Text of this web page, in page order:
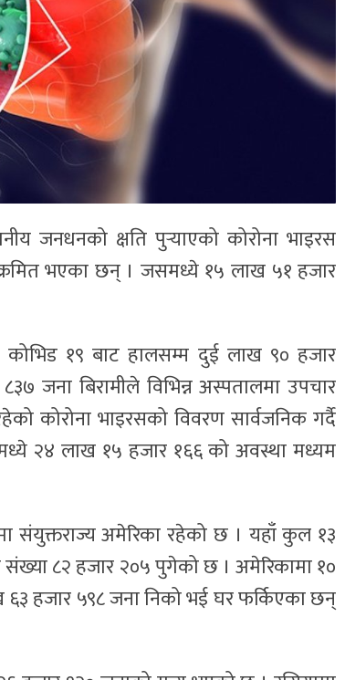
जनधनको क्षति पुर्‍याएको कोरोना भाइरस
भएका छन् । जसमध्ये १५ लाख ५१ हजार
१९ बाट हालसम्म दुई लाख ९० हजार
जना बिरामीले विभिन्न अस्पतालमा उपचार
कोरोना भाइरसको विवरण सार्वजनिक गर्दै
२४ लाख १५ हजार १६६ को अवस्था मध्यम
संयुक्तराज्य अमेरिका रहेको छ । यहाँ कुल १३
८२ हजार २०५ पुगेको छ । अमेरिकामा १०
हजार ५९८ जना निको भई घर फर्किएका छन्